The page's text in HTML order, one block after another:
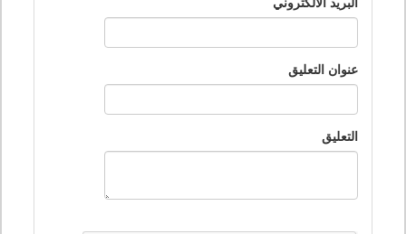
البريد الالكتروني
عنوان التعليق
التعليق